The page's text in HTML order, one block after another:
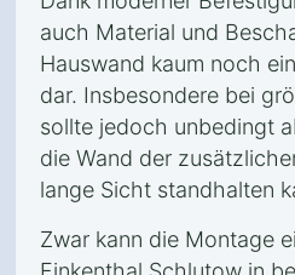
auch Material und
Hauswand kaum noch
dar. Insbesondere bei
sollte jedoch unbedingt
die Wand der
lange Sicht standhalten
Zwar kann die Montage